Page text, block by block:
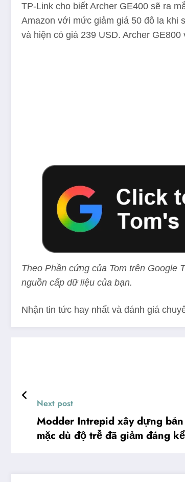
TP-Link cho biết Archer GE400 sẽ ra
Amazon với mức giảm giá 50 đô la khi
và hiện có giá 239 USD. Archer
Theo Phần cứng của Tom trên Google
nguồn cấp dữ liệu của bạn.
Nhận tin tức hay nhất và đánh giá
Next post
Modder Intrepid xây dựng
mặc dù độ trễ đã giảm đáng kể